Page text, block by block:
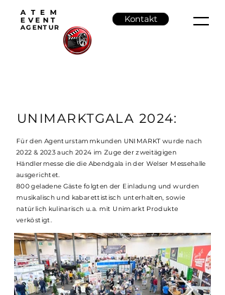
ATEM
EVENT
AGENTUR
Kontakt
UNIMARKTGALA 2024:
Für den Agenturstammkunden UNIMARKT wurde nach
2022 & 2023 auch 2024 im Zuge der zweitägigen
Händlermesse die die Abendgala in der Welser Messehalle
ausgerichtet.
800 geladene Gäste folgten der Einladung und wurden
musikalisch und kabarettistisch unterhalten, sowie
natürlich kulinarisch u.a. mit Unimarkt Produkte
verköstigt.